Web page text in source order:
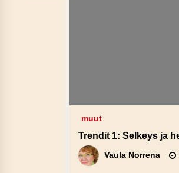
muut
Trendit 1: Selkeys ja
Vaula Norrena